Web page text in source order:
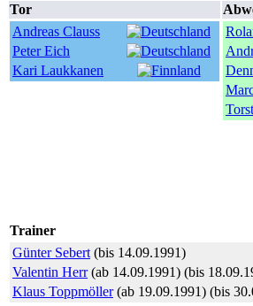
Tor
Andreas Clauss
Peter Eich
Kari Laukkanen
Trainer
Günter Sebert (bis 14.09.1991)
Valentin Herr(ab 14.09.1991) (bis
Klaus Toppmöller(ab 19.09.1991) (bis